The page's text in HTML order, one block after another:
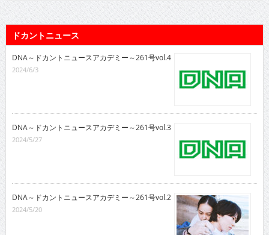
ドカントニュース
DNA～ドカントニュースアカデミー～261号vol.4
2024/6/3
DNA～ドカントニュースアカデミー～261号vol.3
2024/5/27
DNA～ドカントニュースアカデミー～261号vol.2
2024/5/20